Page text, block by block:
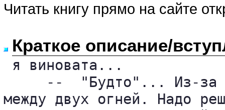
Читать книгу прямо на сайте
Краткое описание/
я виновата...
--  "Будто"... Из-
между двух огней. Надо